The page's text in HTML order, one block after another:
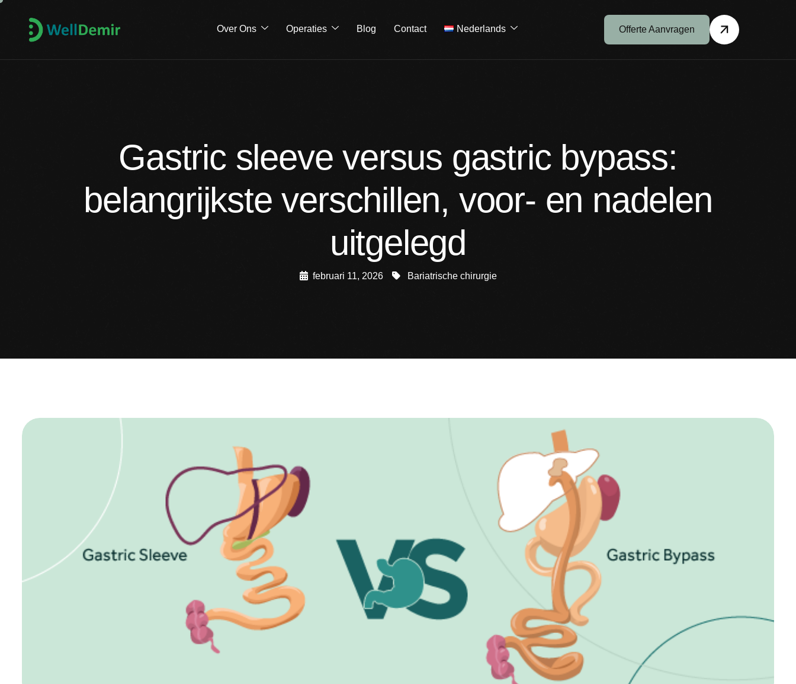
Over Ons Operaties Blog Contact Nederlands Offerte Aanvragen
Gastric sleeve versus gastric bypass:
belangrijkste verschillen, voor- en nadelen
uitgelegd
februari 11, 2026 Bariatrische chirurgie